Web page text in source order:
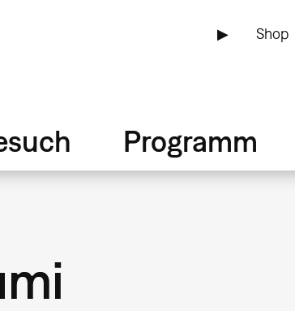
▶ Shop
Programm